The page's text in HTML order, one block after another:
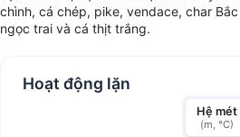
chình, cá chép, pike, vendace, char
ngọc trai và cá thịt trắng.
Hoạt động lặn
Hệ mét
(m, °C)